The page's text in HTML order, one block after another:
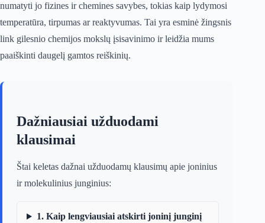
numatyti jo fizines ir chemines savybes, tokias kaip lydymosi
temperatūra, tirpumas ar reaktyvumas. Tai yra esminė žingsnis
link gilesnio chemijos mokslų įsisavinimo ir leidžia mums
paaiškinti daugelį gamtos reiškinių.
Dažniausiai užduodami
klausimai
Štai keletas dažnai užduodamų klausimų apie joninius
ir molekulinius junginius:
1. Kaip lengviausiai atskirti joninį junginį